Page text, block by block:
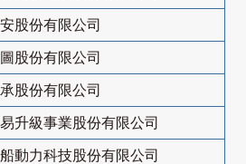
股份有限公司
股份有限公司
股份有限公司
升級事業股份有限公司
動力科技股份有限公司